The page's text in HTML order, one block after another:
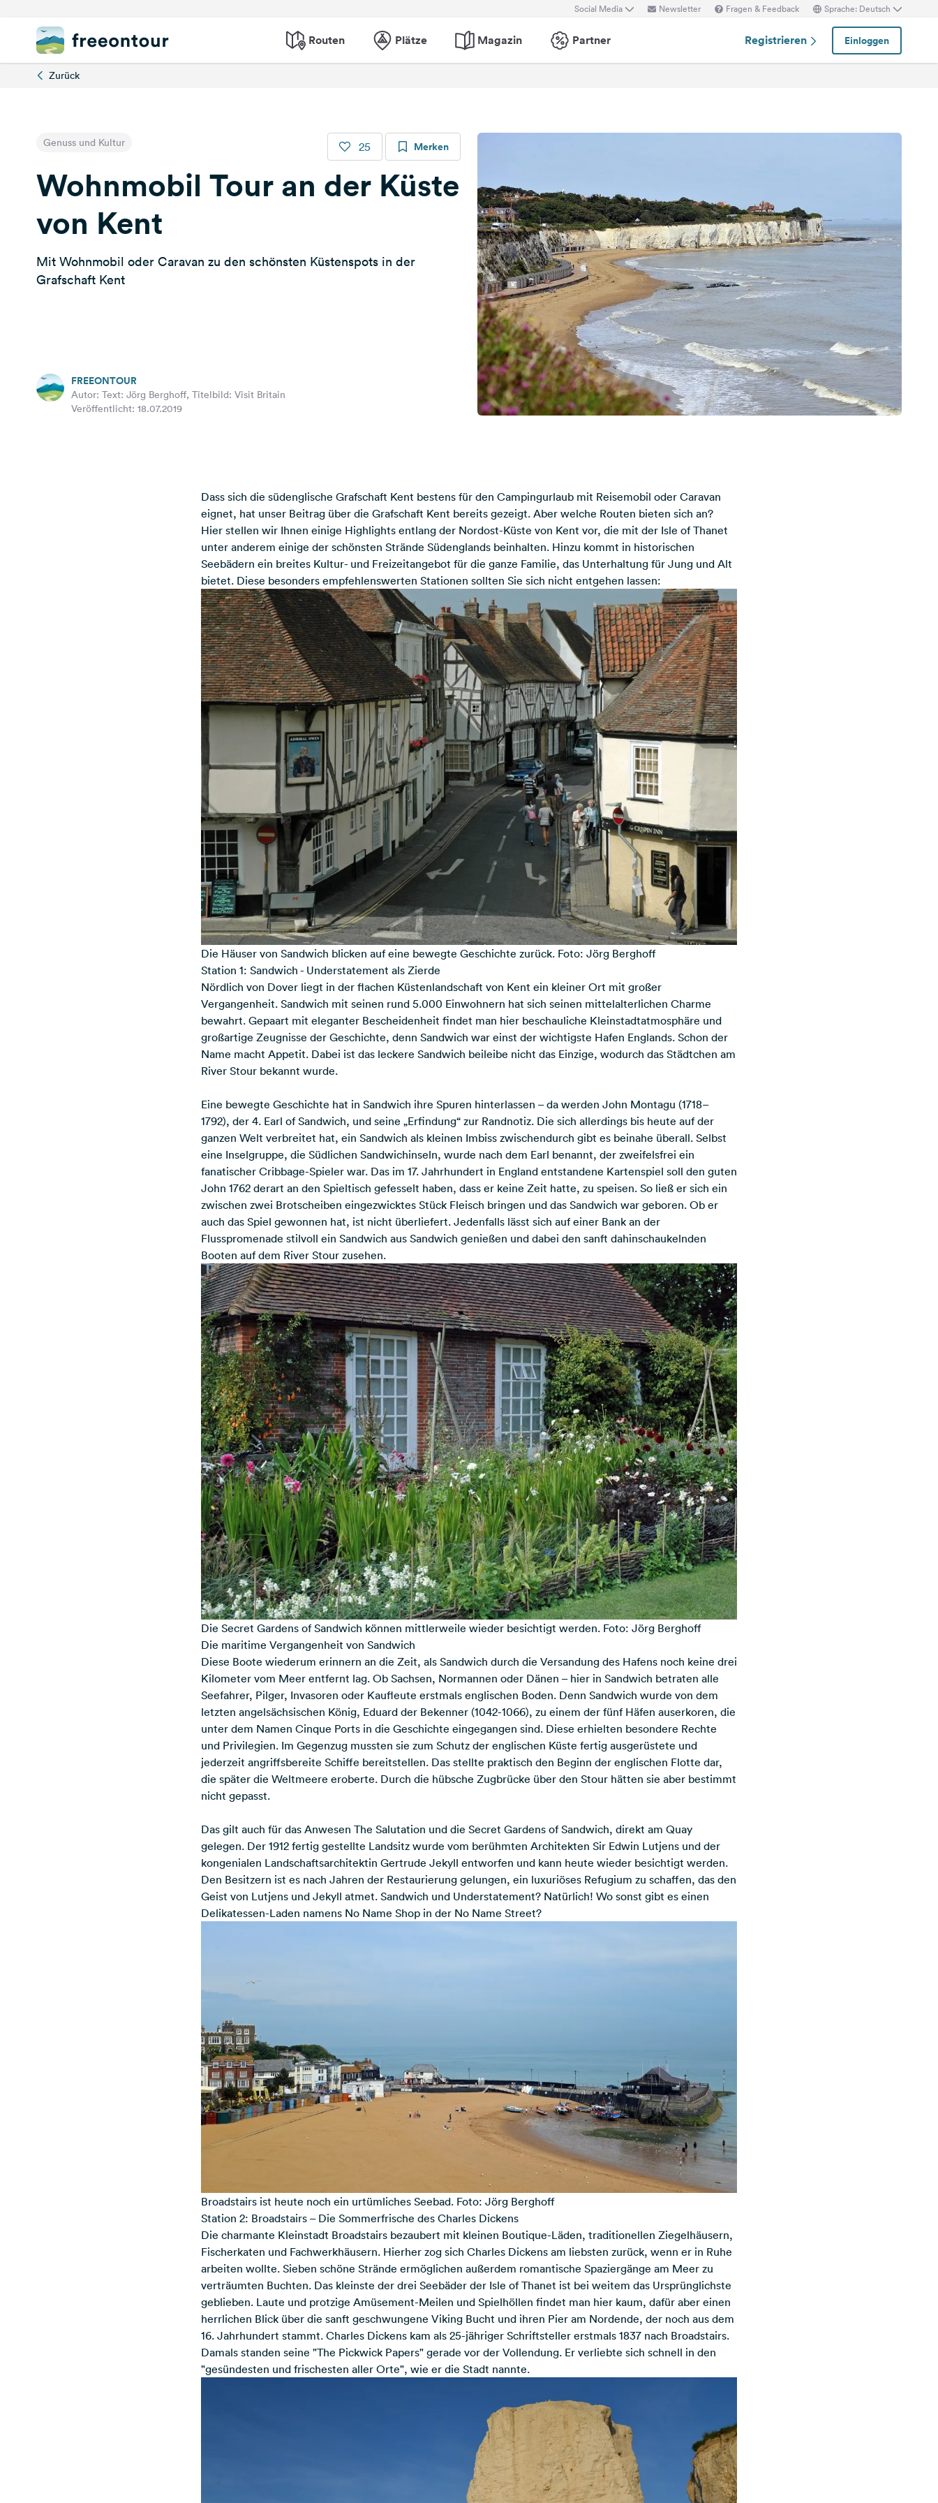
Social Media Newsletter Fragen & Feedback Sprache: Deutsch
Routen Plätze Magazin Partner Registrieren Einloggen
Zurück
Genuss und Kultur 25 Merken
Wohnmobil Tour an der Küste
von Kent
Mit Wohnmobil oder Caravan zu den schönsten Küstenspots in der
Grafschaft Kent
FREEONTOUR
Autor: Text: Jörg Berghoff, Titelbild: Visit Britain
Veröffentlicht: 18.07.2019
Dass sich die südenglische Grafschaft Kent bestens für den Campingurlaub mit Reisemobil oder Caravan
eignet, hat unser Beitrag über die Grafschaft Kent bereits gezeigt. Aber welche Routen bieten sich an?
Hier stellen wir Ihnen einige Highlights entlang der Nordost-Küste von Kent vor, die mit der Isle of Thanet
unter anderem einige der schönsten Strände Südenglands beinhalten. Hinzu kommt in historischen
Seebädern ein breites Kultur- und Freizeitangebot für die ganze Familie, das Unterhaltung für Jung und Alt
bietet. Diese besonders empfehlenswerten Stationen sollten Sie sich nicht entgehen lassen:
Die Häuser von Sandwich blicken auf eine bewegte Geschichte zurück. Foto: Jörg Berghoff
Station 1: Sandwich - Understatement als Zierde
Nördlich von Dover liegt in der flachen Küstenlandschaft von Kent ein kleiner Ort mit großer
Vergangenheit. Sandwich mit seinen rund 5.000 Einwohnern hat sich seinen mittelalterlichen Charme
bewahrt. Gepaart mit eleganter Bescheidenheit findet man hier beschauliche Kleinstadtatmosphäre und
großartige Zeugnisse der Geschichte, denn Sandwich war einst der wichtigste Hafen Englands. Schon der
Name macht Appetit. Dabei ist das leckere Sandwich beileibe nicht das Einzige, wodurch das Städtchen am
River Stour bekannt wurde.
Eine bewegte Geschichte hat in Sandwich ihre Spuren hinterlassen – da werden John Montagu (1718–
1792), der 4. Earl of Sandwich, und seine „Erfindung“ zur Randnotiz. Die sich allerdings bis heute auf der
ganzen Welt verbreitet hat, ein Sandwich als kleinen Imbiss zwischendurch gibt es beinahe überall. Selbst
eine Inselgruppe, die Südlichen Sandwichinseln, wurde nach dem Earl benannt, der zweifelsfrei ein
fanatischer Cribbage-Spieler war. Das im 17. Jahrhundert in England entstandene Kartenspiel soll den guten
John 1762 derart an den Spieltisch gefesselt haben, dass er keine Zeit hatte, zu speisen. So ließ er sich ein
zwischen zwei Brotscheiben eingezwicktes Stück Fleisch bringen und das Sandwich war geboren. Ob er
auch das Spiel gewonnen hat, ist nicht überliefert. Jedenfalls lässt sich auf einer Bank an der
Flusspromenade stilvoll ein Sandwich aus Sandwich genießen und dabei den sanft dahinschaukelnden
Booten auf dem River Stour zusehen.
Die Secret Gardens of Sandwich können mittlerweile wieder besichtigt werden. Foto: Jörg Berghoff
Die maritime Vergangenheit von Sandwich
Diese Boote wiederum erinnern an die Zeit, als Sandwich durch die Versandung des Hafens noch keine drei
Kilometer vom Meer entfernt lag. Ob Sachsen, Normannen oder Dänen – hier in Sandwich betraten alle
Seefahrer, Pilger, Invasoren oder Kaufleute erstmals englischen Boden. Denn Sandwich wurde von dem
letzten angelsächsischen König, Eduard der Bekenner (1042-1066), zu einem der fünf Häfen auserkoren, die
unter dem Namen Cinque Ports in die Geschichte eingegangen sind. Diese erhielten besondere Rechte
und Privilegien. Im Gegenzug mussten sie zum Schutz der englischen Küste fertig ausgerüstete und
jederzeit angriffsbereite Schiffe bereitstellen. Das stellte praktisch den Beginn der englischen Flotte dar,
die später die Weltmeere eroberte. Durch die hübsche Zugbrücke über den Stour hätten sie aber bestimmt
nicht gepasst.
Das gilt auch für das Anwesen The Salutation und die Secret Gardens of Sandwich, direkt am Quay
gelegen. Der 1912 fertig gestellte Landsitz wurde vom berühmten Architekten Sir Edwin Lutjens und der
kongenialen Landschaftsarchitektin Gertrude Jekyll entworfen und kann heute wieder besichtigt werden.
Den Besitzern ist es nach Jahren der Restaurierung gelungen, ein luxuriöses Refugium zu schaffen, das den
Geist von Lutjens und Jekyll atmet. Sandwich und Understatement? Natürlich! Wo sonst gibt es einen
Delikatessen-Laden namens No Name Shop in der No Name Street?
Broadstairs ist heute noch ein urtümliches Seebad. Foto: Jörg Berghoff
Station 2: Broadstairs – Die Sommerfrische des Charles Dickens
Die charmante Kleinstadt Broadstairs bezaubert mit kleinen Boutique-Läden, traditionellen Ziegelhäusern,
Fischerkaten und Fachwerkhäusern. Hierher zog sich Charles Dickens am liebsten zurück, wenn er in Ruhe
arbeiten wollte. Sieben schöne Strände ermöglichen außerdem romantische Spaziergänge am Meer zu
verträumten Buchten. Das kleinste der drei Seebäder der Isle of Thanet ist bei weitem das Ursprünglichste
geblieben. Laute und protzige Amüsement-Meilen und Spielhöllen findet man hier kaum, dafür aber einen
herrlichen Blick über die sanft geschwungene Viking Bucht und ihren Pier am Nordende, der noch aus dem
16. Jahrhundert stammt. Charles Dickens kam als 25-jähriger Schriftsteller erstmals 1837 nach Broadstairs.
Damals standen seine "The Pickwick Papers" gerade vor der Vollendung. Er verliebte sich schnell in den
"gesündesten und frischesten aller Orte", wie er die Stadt nannte.